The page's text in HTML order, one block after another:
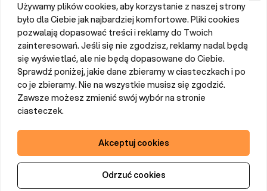
Używamy plików cookies, aby korzystanie z naszej strony
było dla Ciebie jak najbardziej komfortowe. Pliki cookies
pozwalają dopasować treści i reklamy do Twoich
zainteresowań. Jeśli się nie zgodzisz, reklamy nadal będą
się wyświetlać, ale nie będą dopasowane do Ciebie.
Sprawdź poniżej, jakie dane zbieramy w ciasteczkach i po
co je zbieramy. Nie na wszystkie musisz się zgodzić.
Zawsze możesz zmienić swój wybór na stronie
ciasteczek.
Akceptuj cookies
Odrzuć cookies